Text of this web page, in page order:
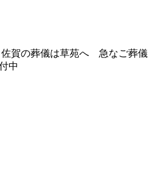
佐賀の葬儀は草苑へ 急なご葬儀
中